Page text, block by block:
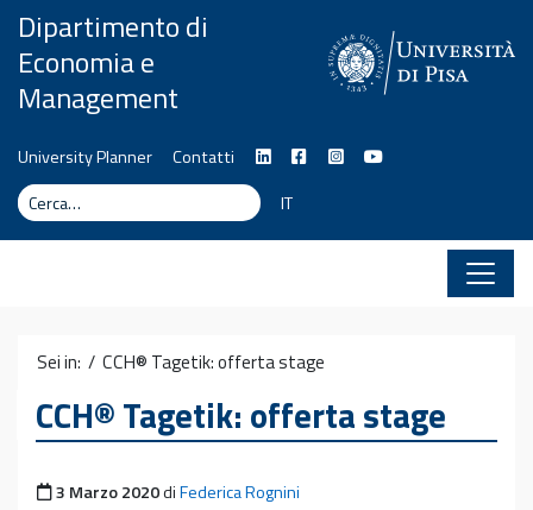
Vai al contenuto
Dipartimento di
Economia e
Management
University Planner
Contatti
Cerca
CercaIT
Sei in: / CCH® Tagetik: offerta stage
CCH® Tagetik: offerta stage
Pubblicato il
3 Marzo 2020diFederica Rognini